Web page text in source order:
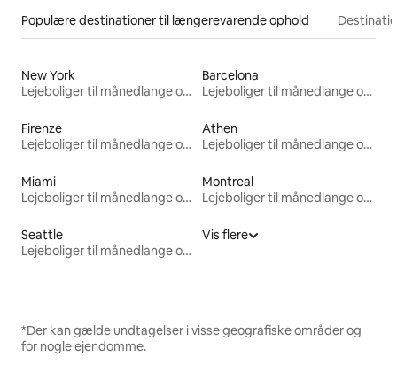
Populære destinationer til længerevarende ophold
New York
Lejeboliger til månedlange ophold
Barcelona
Lejeboliger til månedlange ophold
Firenze
Lejeboliger til månedlange ophold
Athen
Lejeboliger til månedlange ophold
Miami
Lejeboliger til månedlange ophold
Montreal
Lejeboliger til månedlange ophold
Seattle
Lejeboliger til månedlange ophold
Vis flere
*Der kan gælde undtagelser i visse geografiske områder og
for nogle ejendomme.